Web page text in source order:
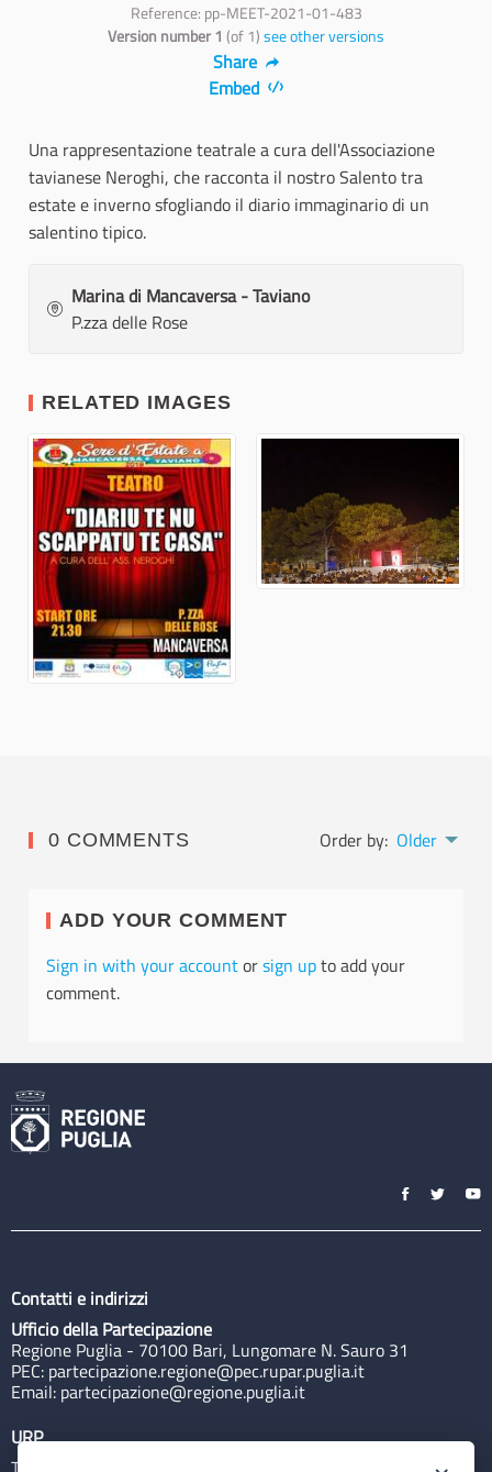
Reference: pp-MEET-2021-01-483
Version number 1 (of 1)see other versions
Share
Embed
Una rappresentazione teatrale a cura dell'Associazione
tavianese Neroghi, che racconta il nostro Salento tra
estate e inverno sfogliando il diario immaginario di un
salentino tipico.
Marina di Mancaversa - Taviano
P.zza delle Rose
RELATED IMAGES
0 COMMENTS Order by: Older
ADD YOUR COMMENT
Sign in with your accountorsign upto add your
comment.
Contatti e indirizzi
Ufficio della Partecipazione
Regione Puglia - 70100 Bari, Lungomare N. Sauro 31
PEC: partecipazione.regione@pec.rupar.puglia.it
Email: partecipazione@regione.puglia.it
URP